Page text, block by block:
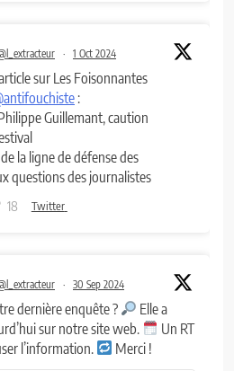
· 1 Oct 2024
sur Les Foisonnantes
:
Guillemant, caution
la ligne de défense des
questions des journalistes
18 Twitter
· 30 Sep 2024
dernière enquête ?
Elle a
sur notre site web.
Un RT
l’information.
Merci !